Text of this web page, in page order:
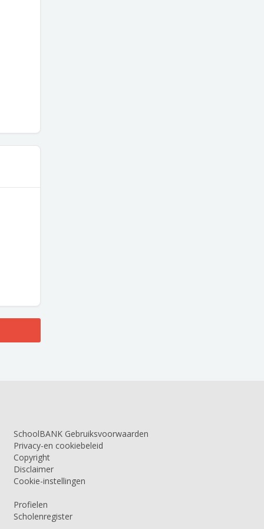
SchoolBANK Gebruiksvoorwaarden
Privacy-en cookiebeleid
Copyright
Disclaimer
Cookie-instellingen
Profielen
Scholenregister